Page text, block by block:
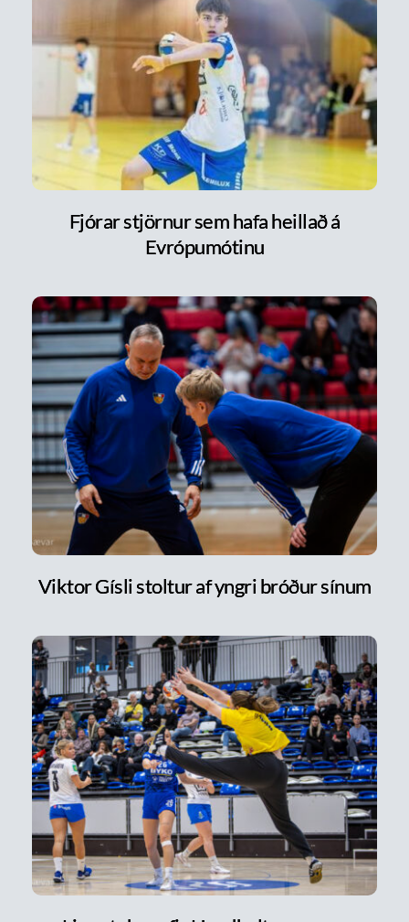
Fjórar stjörnur sem hafa heillað á
Evrópumótinu
Viktor Gísli stoltur af yngri bróður sínum